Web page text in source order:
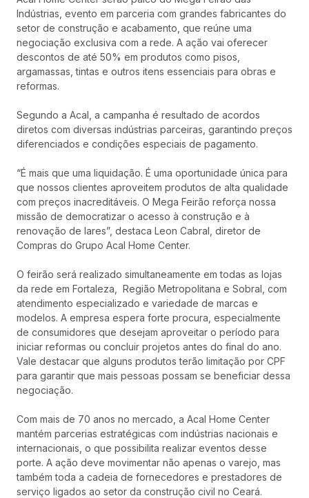
Indústrias, evento em parceria com grandes fabricantes do
setor de construção e acabamento, que reúne uma
negociação exclusiva com a rede. A ação vai oferecer
descontos de até 50% em produtos como pisos,
argamassas, tintas e outros itens essenciais para obras e
reformas.
Segundo a Acal, a campanha é resultado de acordos
diretos com diversas indústrias parceiras, garantindo preços
diferenciados e condições especiais de pagamento.
“É mais que uma liquidação. É uma oportunidade única para
que nossos clientes aproveitem produtos de alta qualidade
com preços inacreditáveis. O Mega Feirão reforça nossa
missão de democratizar o acesso à construção e à
renovação de lares”, destaca Leon Cabral, diretor de
Compras do Grupo Acal Home Center.
O feirão será realizado simultaneamente em todas as lojas
da rede em Fortaleza, Região Metropolitana e Sobral, com
atendimento especializado e variedade de marcas e
modelos. A empresa espera forte procura, especialmente
de consumidores que desejam aproveitar o período para
iniciar reformas ou concluir projetos antes do final do ano.
Vale destacar que alguns produtos terão limitação por CPF
para garantir que mais pessoas possam se beneficiar dessa
negociação.
Com mais de 70 anos no mercado, a Acal Home Center
mantém parcerias estratégicas com indústrias nacionais e
internacionais, o que possibilita realizar eventos desse
porte. A ação deve movimentar não apenas o varejo, mas
também toda a cadeia de fornecedores e prestadores de
serviço ligados ao setor da construção civil no Ceará.